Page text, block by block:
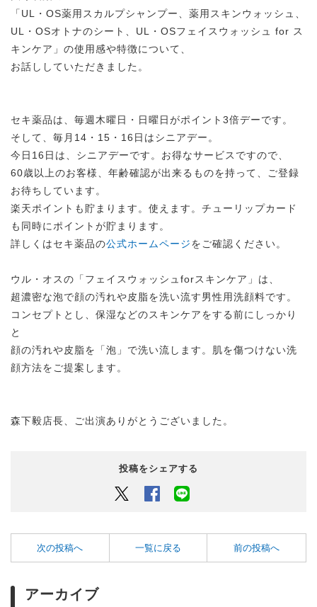
「UL・OS薬用スカルプシャンプー、薬用スキンウォッシュ、
UL・OSオトナのシート、UL・OSフェイスウォッシュ for ス
キンケア」の使用感や特徴について、
お話ししていただきました。
セキ薬品は、毎週木曜日・日曜日がポイント3倍デーです。
そして、毎月14・15・16日はシニアデー。
今日16日は、シニアデーです。お得なサービスですので、
60歳以上のお客様、年齢確認が出来るものを持って、ご登録
お待ちしています。
楽天ポイントも貯まります。使えます。チューリップカード
も同時にポイントが貯まります。
詳しくはセキ薬品の公式ホームページをご確認ください。
ウル・オスの「フェイスウォッシュforスキンケア」は、
超濃密な泡で顔の汚れや皮脂を洗い流す男性用洗顔料です。
コンセプトとし、保湿などのスキンケアをする前にしっかり
と
顔の汚れや皮脂を「泡」で洗い流します。肌を傷つけない洗
顔方法をご提案します。
森下毅店長、ご出演ありがとうございました。
投稿をシェアする
Twitter Facebook
次の投稿へ 一覧に戻る 前の投稿へ
アーカイブ